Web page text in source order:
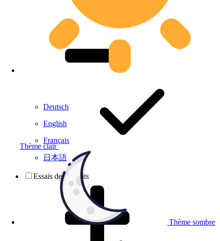
Thème clair
Thème sombre
Deutsch
English
Français
日本語
Essais de produits